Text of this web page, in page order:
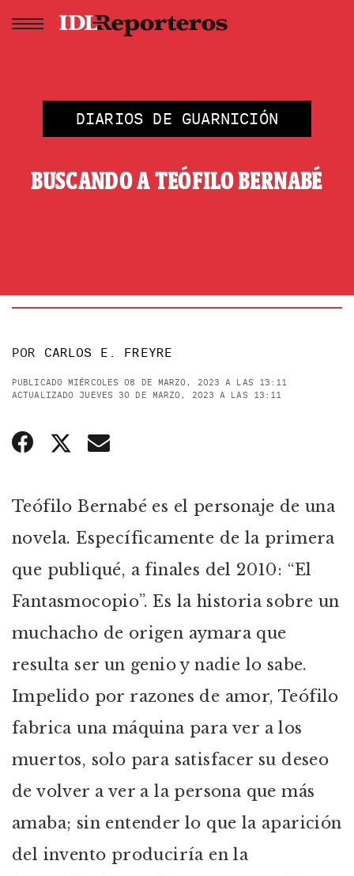
DIARIOS DE GUARNICIÓN
BUSCANDO A TEÓFILO BERNABÉ
POR CARLOS E. FREYRE
PUBLICADO MIÉRCOLES 08 DE MARZO, 2023 A LAS 13:11
ACTUALIZADO JUEVES 30 DE MARZO, 2023 A LAS 13:11
Teófilo Bernabé es el personaje de una
novela. Específicamente de la primera
que publiqué, a finales del 2010: “El
Fantasmocopio”. Es la historia sobre un
muchacho de origen aymara que
resulta ser un genio y nadie lo sabe.
Impelido por razones de amor, Teófilo
fabrica una máquina para ver a los
muertos, solo para satisfacer su deseo
de volver a ver a la persona que más
amaba; sin entender lo que la aparición
del invento produciría en la